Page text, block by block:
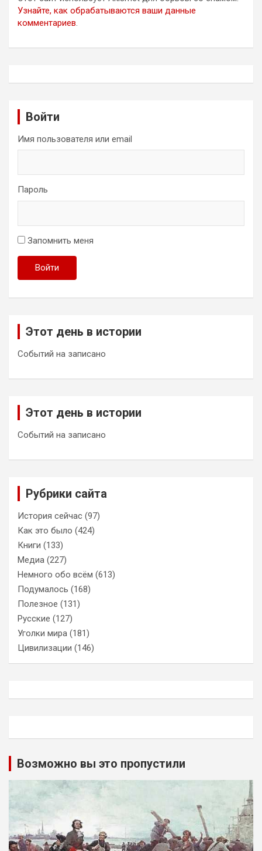
Узнайте, как обрабатываются ваши данные
комментариев.
Войти
Имя пользователя или email
Пароль
Запомнить меня
Войти
Этот день в истории
Событий на записано
Этот день в истории
Событий на записано
Рубрики сайта
История сейчас (97)
Как это было (424)
Книги (133)
Медиа (227)
Немного обо всём (613)
Подумалось (168)
Полезное (131)
Русские (127)
Уголки мира (181)
Цивилизации (146)
Возможно вы это пропустили